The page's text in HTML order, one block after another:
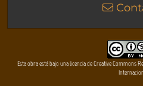
Esta obra está bajo una licencia de Creative